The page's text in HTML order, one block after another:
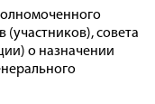
совета
о назначении